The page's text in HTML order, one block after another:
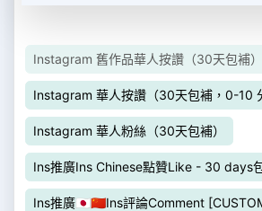
Instagram 舊作品華人按讚（30天包補）
Instagram 華人按讚（30天包補，0-10
Instagram 華人粉絲（30天包補）
Ins推廣Ins Chinese點贊Like - 30
Ins推廣🇯🇵🇨🇳Ins評論Comment